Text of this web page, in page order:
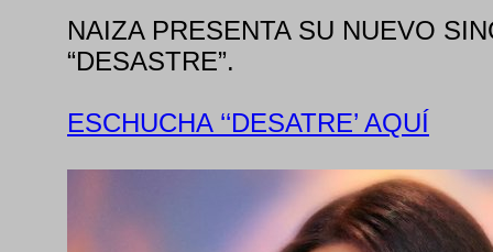
NAIZA PRESENTA SU NUEVO
“DESASTRE”.
ESCHUCHA ‘‘DESATRE’ AQUÍ